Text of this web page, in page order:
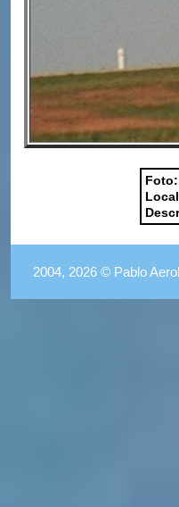
Foto:
2004, 2026 © Pablo